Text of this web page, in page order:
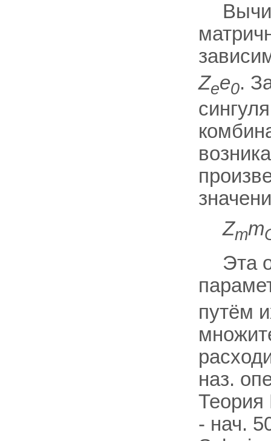
Zee0.
Zmm
Эта
путём
наз.
Теория
- нач.